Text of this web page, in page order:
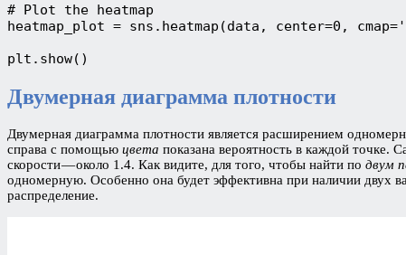
# Plot the heatmap
heatmap_plot = sns.heatmap(data, center=0,
plt.show()
Двумерная диаграмма плотности
Двумерная диаграмма плотности является расширением
справа с помощью цвета показана вероятность в каждой точке.
скорости — около 1.4. Как видите, для того, чтобы найти по двум
одномерную. Особенно она будет эффективна при наличии двух
распределение.